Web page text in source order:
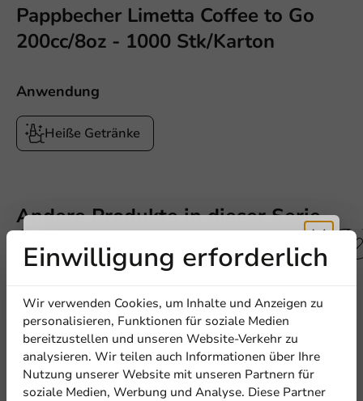
Pappbecher Limetta Coffee to Go
200cc/8oz - 1000 Stk/Karton
Anwendung
Heiße Getränke
Andere Produkte in dieser Serie
Einwilligung erforderlich
Wir verwenden Cookies, um Inhalte und Anzeigen zu
personalisieren, Funktionen für soziale Medien
bereitzustellen und unseren Website-Verkehr zu
analysieren. Wir teilen auch Informationen über Ihre
Nutzung unserer Website mit unseren Partnern für
soziale Medien, Werbung und Analyse. Diese Partner
Erhalten Sie
5% Rabatt
Abonnieren Sie unseren
Newsletter!